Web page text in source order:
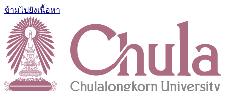
ข้ามไปยังเนื้อหา